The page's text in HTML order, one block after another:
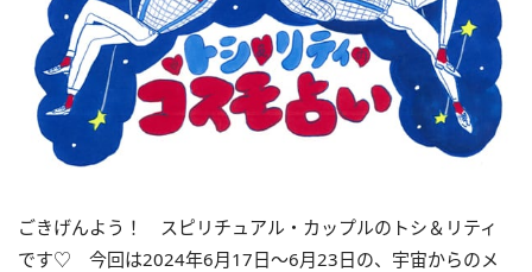
ごきげんよう！ スピリチュアル・カップルのトシ＆リティ
です♡ 今回は2024年6月17日〜6月23日の、宇宙からのメ